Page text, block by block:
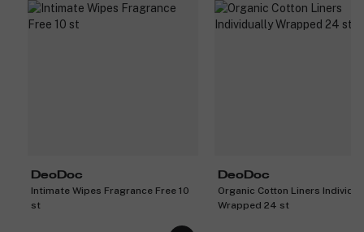
DeoDoc
Intimate Wipes Fragrance Free 10
st
DeoDoc
Organic Cotton Liners
Wrapped 24 st